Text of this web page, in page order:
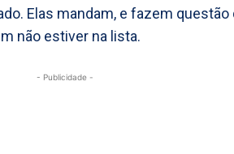
Elas mandam, e fazem
não estiver na lista.
- Publicidade -